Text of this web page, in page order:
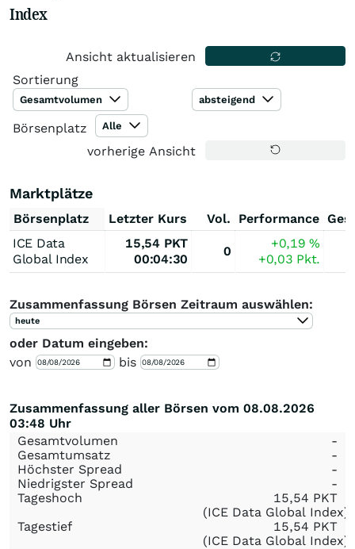
Index
Ansicht aktualisieren
Sortierung
Gesamtvolumen absteigend
Börsenplatz Alle
vorherige Ansicht
Marktplätze
Börsenplatz Letzter Kurs Vol. Performance
ICE Data
Global Index
15,54 PKT
00:04:30
0
+0,19%
+0,03 Pkt.
Zusammenfassung Börsen Zeitraum auswählen:
heute
oder Datum eingeben:
von
bis
Zusammenfassung aller Börsen vom 08.08.2026
03:48 Uhr
Gesamtvolumen
-
Gesamtumsatz
-
Höchster Spread
-
Niedrigster Spread
-
Tageshoch
15,54 PKT
(ICE Data Global Index)
Tagestief
15,54 PKT
(ICE Data Global Index)